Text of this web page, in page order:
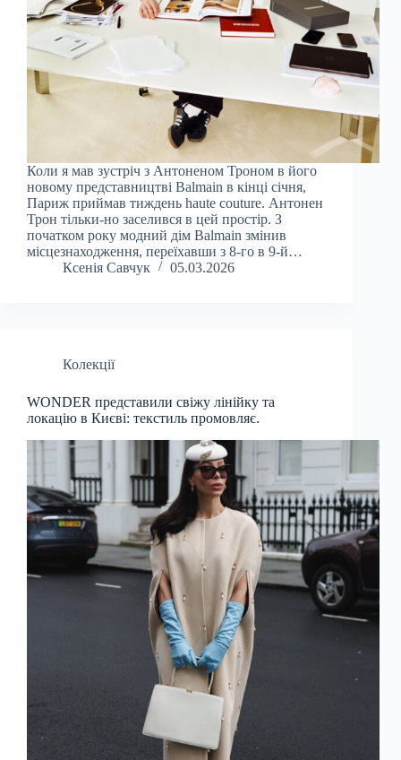
Коли я мав зустріч з Антоненом Троном в його
новому представництві Balmain в кінці січня,
Париж приймав тиждень haute couture. Антонен
Трон тільки-но заселився в цей простір. З
початком року модний дім Balmain змінив
місцезнаходження, переїхавши з 8-го в 9-й…
Ксенія Савчук
05.03.2026
Колекції
WONDER представили свіжу лінійку та
локацію в Києві: текстиль промовляє.